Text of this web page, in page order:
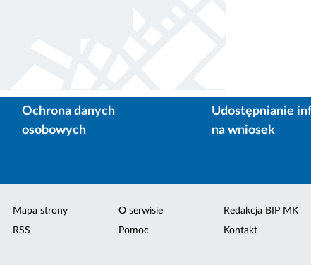
Ochrona danych
osobowych
Udostępnianie
na wniosek
Mapa strony
RSS
O serwisie
Pomoc
Redakcja BIP MK
Kontakt